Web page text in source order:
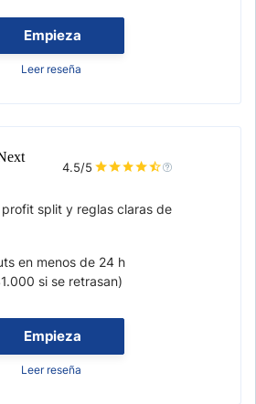
Empieza
Leer reseña
Empieza
Leer reseña
4.5/5
split y reglas claras de
en menos de 24 h
si se retrasan)